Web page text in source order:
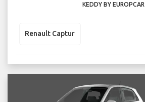
KEDDY BY EUROPCAR
Renault Captur